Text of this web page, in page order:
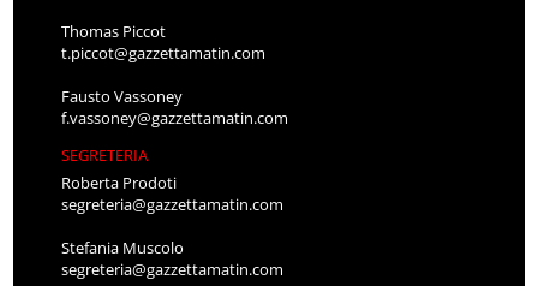
Thomas Piccot
t.piccot@gazzettamatin.com
Fausto Vassoney
f.vassoney@gazzettamatin.com
SEGRETERIA
Roberta Prodoti
segreteria@gazzettamatin.com
Stefania Muscolo
segreteria@gazzettamatin.com